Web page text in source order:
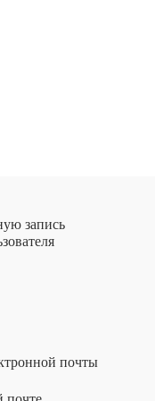
запись
почты